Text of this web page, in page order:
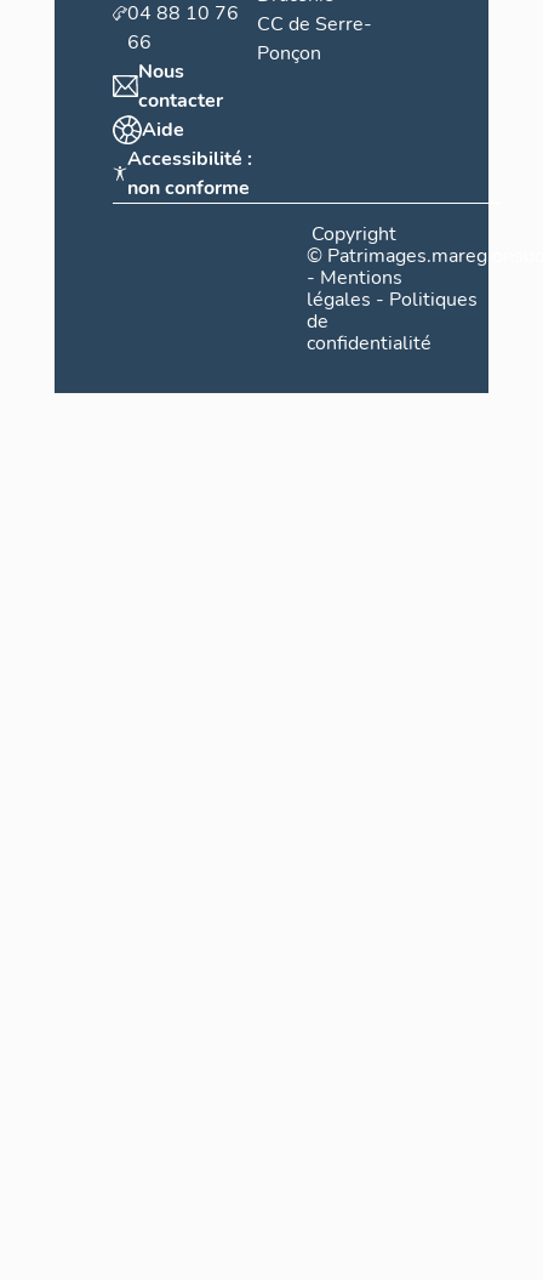
04 88 10 76
66
Nous
contacter
Aide
Accessibilité :
non conforme
CC de Serre-
Ponçon
Copyright
©
- Mentions
légales - Politiques
de
confidentialité